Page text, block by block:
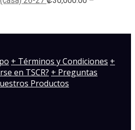
+ Términos y Condiciones +
en TSCR? + Preguntas
Productos